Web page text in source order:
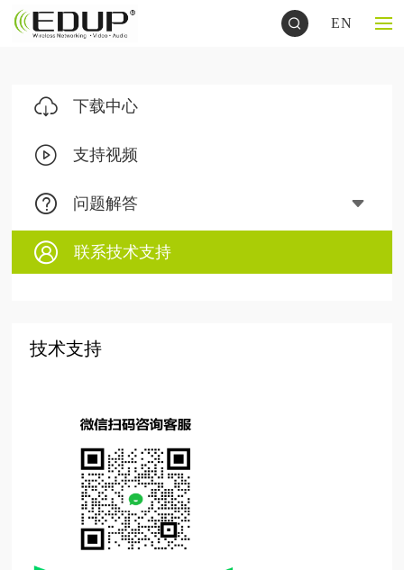
EN
下载中心
支持视频
问题解答
联系技术支持
技术支持